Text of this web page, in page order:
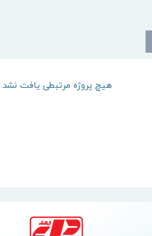
هیچ پروژه مرتبطی یافت نشد.